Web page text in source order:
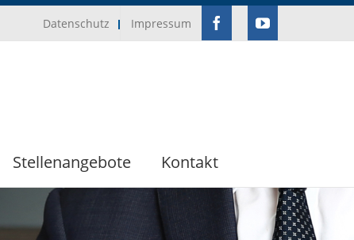
Datenschutz Impressum FacebookYouTube
Stellenangebote Kontakt